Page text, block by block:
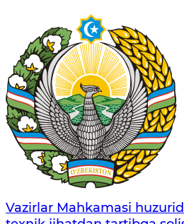
Vazirlar Mahkamasi